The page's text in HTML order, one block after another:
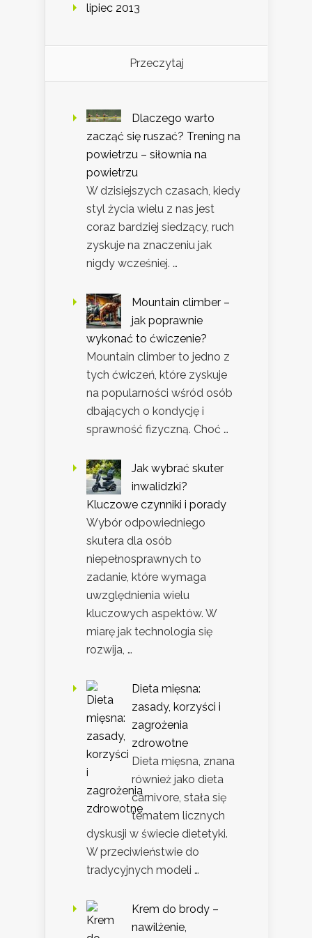
lipiec 2013
Przeczytaj
Dlaczego warto
zacząć się ruszać? Trening na
powietrzu – siłownia na
powietrzu
W dzisiejszych czasach, kiedy
styl życia wielu z nas jest
coraz bardziej siedzący, ruch
zyskuje na znaczeniu jak
nigdy wcześniej. …
Mountain climber –
jak poprawnie
wykonać to ćwiczenie?
Mountain climber to jedno z
tych ćwiczeń, które zyskuje
na popularności wśród osób
dbających o kondycję i
sprawność fizyczną. Choć …
Jak wybrać skuter
inwalidzki?
Kluczowe czynniki i porady
Wybór odpowiedniego
skutera dla osób
niepełnosprawnych to
zadanie, które wymaga
uwzględnienia wielu
kluczowych aspektów. W
miarę jak technologia się
rozwija, …
Dieta mięsna:
zasady, korzyści i
zagrożenia
zdrowotne
Dieta mięsna, znana
również jako dieta
carnivore, stała się
tematem licznych
dyskusji w świecie dietetyki.
W przeciwieństwie do
tradycyjnych modeli …
Krem do brody –
nawilżenie,